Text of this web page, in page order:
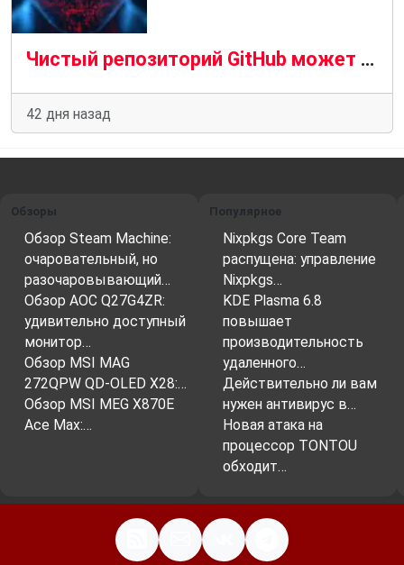
Чистый репозиторий GitHub может заставить ИИ-агента выполнить вредоносный код
42 дня назад
Обзоры
Обзор Steam Machine:
очаровательный, но
разочаровывающий…
Обзор AOC Q27G4ZR:
удивительно доступный
монитор…
Обзор MSI MAG
272QPW QD-OLED X28:…
Обзор MSI MEG X870E
Ace Max:…
Популярное
Nixpkgs Core Team
распущена: управление
Nixpkgs…
KDE Plasma 6.8
повышает
производительность
удаленного…
Действительно ли вам
нужен антивирус в…
Новая атака на
процессор TONTOU
обходит…